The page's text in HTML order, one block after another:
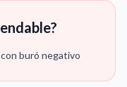
buró negativo